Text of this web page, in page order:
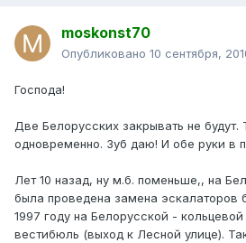
moskonst70
Опубликовано 10 сентября,
Господа!
Две Белорусских закрывать не будут.
одновременно. Зуб даю! И обе руки в
Лет 10 назад, ну м.б. поменьше,, на
была проведена замена эскалаторов
1997 году на Белорусской -
вестибюль (выход к Лесной улице).